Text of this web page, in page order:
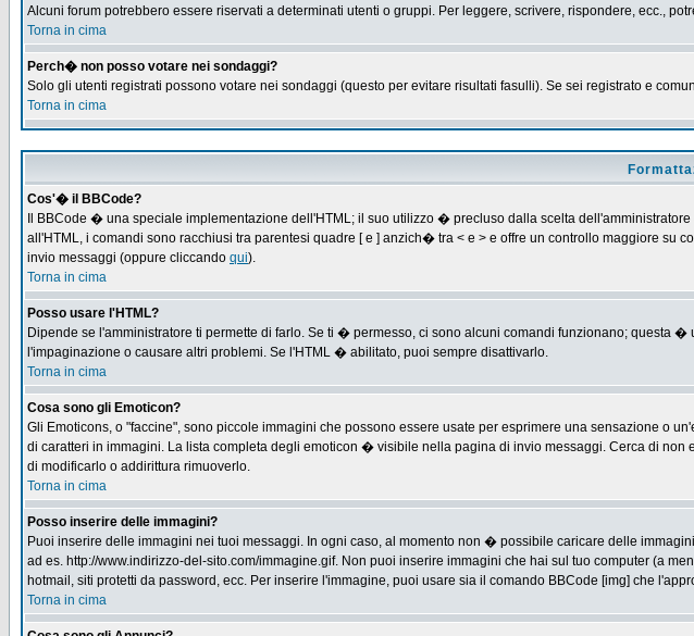
Alcuni forum potrebbero essere riservati a determinati utenti o gruppi. Per leggere, scrivere, rispondere, ecc.,
Torna in cima
Perch� non posso votare nei sondaggi?
Solo gli utenti registrati possono votare nei sondaggi (questo per evitare risultati fasulli). Se sei registrato e
Torna in cima
Cos'� il BBCode?
Il BBCode � una speciale implementazione dell'HTML; il suo utilizzo � precluso dalla scelta
all'HTML, i comandi sono racchiusi tra parentesi quadre [ e ] anzich� tra < e > e offre un controllo maggiore
invio messaggi (oppure cliccando qui).
Torna in cima
Posso usare l'HTML?
Dipende se l'amministratore ti permette di farlo. Se ti � permesso, ci sono alcuni comandi funzionano; questa �
l'impaginazione o causare altri problemi. Se l'HTML � abilitato, puoi sempre disattivarlo.
Torna in cima
Cosa sono gli Emoticon?
Gli Emoticons, o "faccine", sono piccole immagini che possono essere usate per esprimere una sensazione o
di caratteri in immagini. La lista completa degli emoticon � visibile nella pagina di invio messaggi. Cerca di
di modificarlo o addirittura rimuoverlo.
Torna in cima
Posso inserire delle immagini?
Puoi inserire delle immagini nei tuoi messaggi. In ogni caso, al momento non � possibile caricare delle
ad es. http://www.indirizzo-del-sito.com/immagine.gif. Non puoi inserire immagini che hai sul tuo computer (a
hotmail, siti protetti da password, ecc. Per inserire l'immagine, puoi usare sia il comando BBCode [img] che
Torna in cima